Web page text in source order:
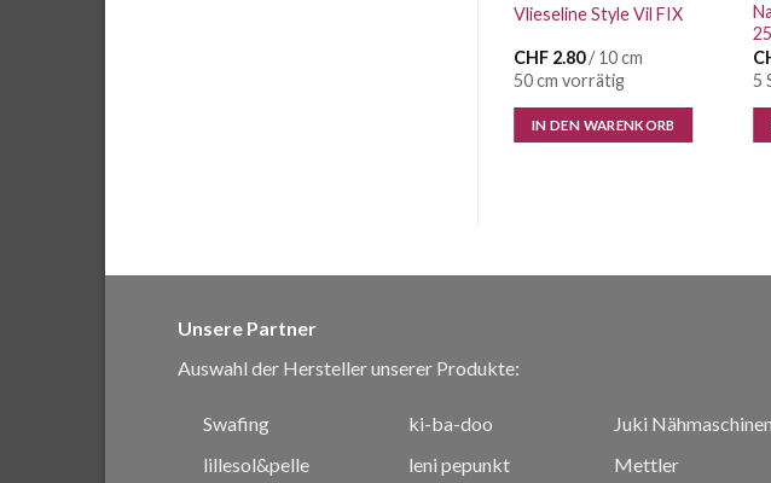
Vlieseline Style Vil FIX
CHF 2.80/ 10 cm
50 cm vorrätig
IN DEN WARENKORB
5
Unsere Partner
Auswahl der Hersteller unserer Produkte:
Swafing
lillesol&pelle
ki-ba-doo
leni pepunkt
Juki Nähmaschinen
Mettler